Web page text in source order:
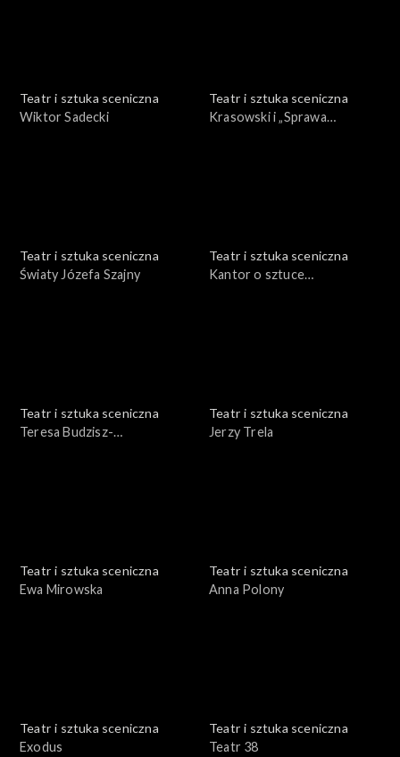
Teatr i sztuka sceniczna
Wiktor Sadecki
Teatr i sztuka sceniczna
Krasowski i „Sprawa
Teatr i sztuka sceniczna
Światy Józefa Szajny
Teatr i sztuka sceniczna
Kantor o sztuce
Teatr i sztuka sceniczna
Teresa Budzisz-
Teatr i sztuka sceniczna
Jerzy Trela
Teatr i sztuka sceniczna
Ewa Mirowska
Teatr i sztuka sceniczna
Anna Polony
Teatr i sztuka sceniczna
Exodus
Teatr i sztuka sceniczna
Teatr 38